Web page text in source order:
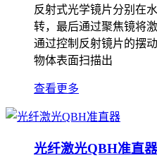
反射式光学镜片分别在
转，最后通过聚焦镜将
通过控制反射镜片的摆
物体表面扫描出
查看更多
光纤激光QBH准直器